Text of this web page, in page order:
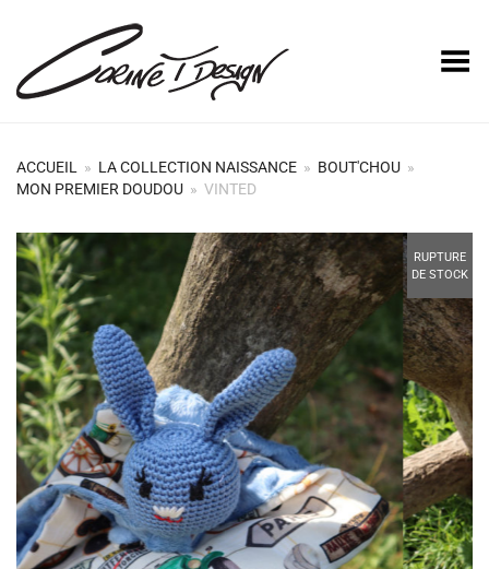
Basculer le menu
ACCUEIL » LA COLLECTION NAISSANCE » BOUT'CHOU »
MON PREMIER DOUDOU » VINTED
RUPTURE
DE STOCK
+